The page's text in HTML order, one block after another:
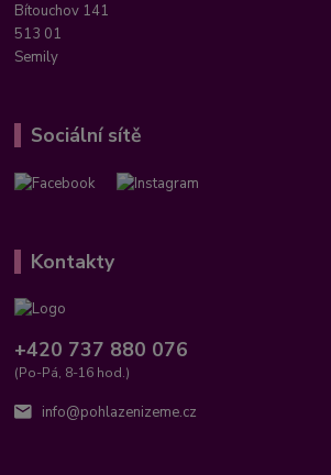
Bítouchov 141
513 01
Semily
Sociální sítě
Kontakty
+420 737 880 076
(Po-Pá, 8-16 hod.)
info@pohlazenizeme.cz